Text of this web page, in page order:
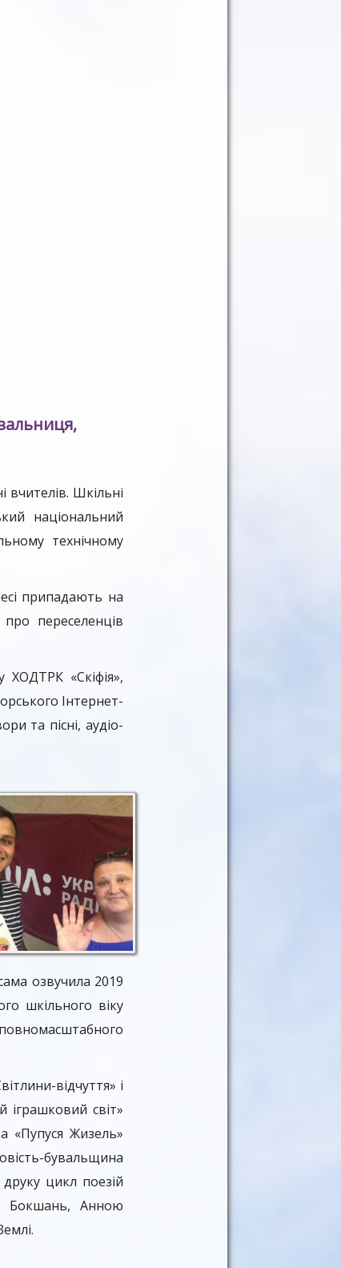
вчителів. Шкільні
національний
технічному
припадають на
переселенців
«Скіфія»,
Інтернет-
та пісні, аудіо-
озвучила 2019
шкільного віку
відчуття» і
іграшковий світ»
«Пупуся Жизель»
бувальщина
цикл поезій
Бокшань, Анною